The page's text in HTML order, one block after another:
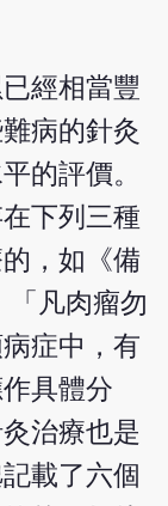
經相當豐
病的針灸
的評價。
下列三種
，如《備
「凡肉瘤勿
症中，有
具體分
治療也是
載了六個